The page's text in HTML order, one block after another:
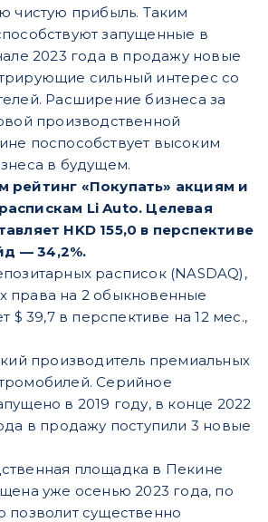
чистую прибыль. Таким
запущенные в
2023 года в продажу новые
сильный интерес со
Расширение бизнеса за
производственной
поспособствует высоким
в будущем.
рейтинг «Покупать» акциям и
Li Auto. Целевая
HKD 155,0 в перспективе
— 34,2%.
расписок (NASDAQ),
права на 2 обыкновенные
$ 39,7 в перспективе на 12 мес.,
производитель премиальных
Серийное
в 2019 году, в конце 2022
в продажу поступили 3 новые
площадка в Пекине
уже осенью 2023 года, по
существенно